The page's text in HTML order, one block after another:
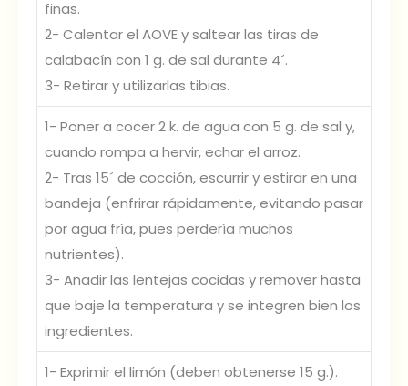
finas.
2- Calentar el AOVE y saltear las tiras de
calabacín con 1 g. de sal durante 4´.
3- Retirar y utilizarlas tibias.
1- Poner a cocer 2 k. de agua con 5 g. de sal y,
cuando rompa a hervir, echar el arroz.
2- Tras 15´ de cocción, escurrir y estirar en una
bandeja (enfrirar rápidamente, evitando pasar
por agua fría, pues perdería muchos
nutrientes).
3- Añadir las lentejas cocidas y remover hasta
que baje la temperatura y se integren bien los
ingredientes.
1- Exprimir el limón (deben obtenerse 15 g.).